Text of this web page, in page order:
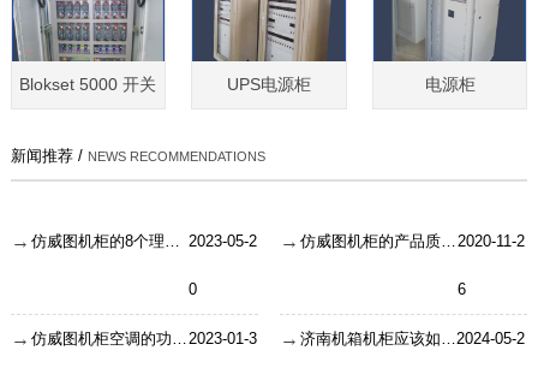
Blokset 5000 开关 UPS电源柜 电源柜
新闻推荐 / NEWS RECOMMENDATIONS
仿威图机柜的8个理解误区有哪些？ 2023-05-2
0
仿威图机柜的产品质量过硬2020-11-2
6
仿威图机柜空调的功能特性好吗？2023-01-3 济南机箱机柜应该如何清洁表面？2024-05-2